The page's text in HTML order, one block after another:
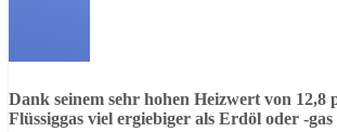
Dank seinem sehr hohen Heizwert von 12,8
Flüssiggas viel ergiebiger als Erdöl oder -gas